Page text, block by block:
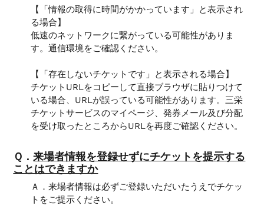
【「情報の取得に時間がかかっています 」と表示され
る場合】
低速のネットワークに繋がっている可能性がありま
す。通信環境をご確認ください。
【「存在しないチケットです 」と表示される場合】
チケットURLをコピーして直接ブラウザに貼りつけて
いる場合、URLが誤っている可能性があります。三栄
チケットサービスのマイページ、発券メール及び分配
を受け取ったところからURLを再度ご確認ください。
Ｑ．来場者情報を登録せずにチケットを提示する
ことはできますか
Ａ．来場者情報は必ずご登録いただいたうえでチケッ
トをご提示ください。